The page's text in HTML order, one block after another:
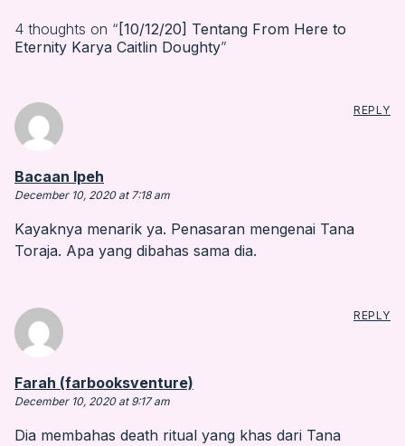
4 thoughts on “ [10/12/20] Tentang From Here to
Eternity Karya Caitlin Doughty”
Bacaan Ipeh
December 10, 2020 at 7:18 am
Kayaknya menarik ya. Penasaran mengenai Tana
Toraja. Apa yang dibahas sama dia.
REPLY
Farah (farbooksventure)
December 10, 2020 at 9:17 am
Dia membahas death ritual yang khas dari Tana
REPLY